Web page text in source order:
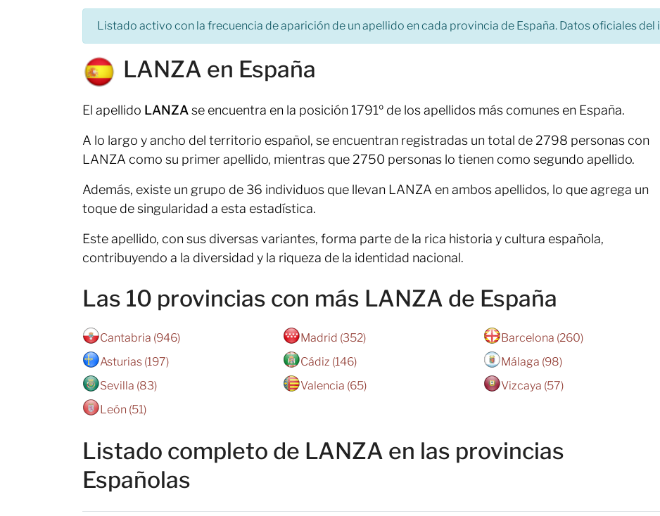
Listado activo con la frecuencia de aparición de un apellido en cada provincia de España. Datos oficiales
LANZA en España
El apellido LANZAse encuentra en la posición 1791º de los apellidos más comunes en España.
A lo largo y ancho del territorio español, se encuentran registradas un total de 2798 personas con
LANZA como su primer apellido, mientras que 2750 personas lo tienen como segundo apellido.
Además, existe un grupo de 36 individuos que llevan LANZA en ambos apellidos, lo que agrega un
toque de singularidad a esta estadística.
Este apellido, con sus diversas variantes, forma parte de la rica historia y cultura española,
contribuyendo a la diversidad y la riqueza de la identidad nacional.
Las 10 provincias con más LANZA de España
Cantabria (946) Madrid (352)
Barcelona (260)
Asturias (197)
Cádiz (146)
Málaga (98)
Sevilla (83)
Valencia (65)
Vizcaya (57)
León (51)
Listado completo de LANZA en las provincias
Españolas